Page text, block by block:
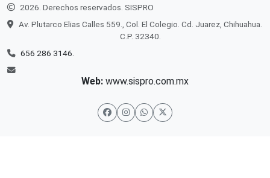
2026. Derechos reservados. SISPRO
Av. Plutarco Elias Calles 559., Col. El Colegio. Cd. Juarez, Chihuahua.
C.P. 32340.
656 286 3146.
Web: www.sispro.com.mx